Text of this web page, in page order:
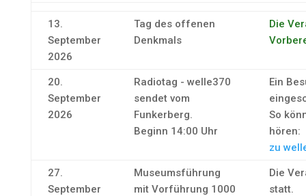
13.
September
2026
Tag des offenen
Denkmals
Die
20.
September
2026
Radiotag - welle370
sendet vom
Funkerberg.
Beginn 14:00 Uhr
Ein
So
hören:
zu
27.
September
Museumsführung
mit Vorführung 1000
Die
statt.